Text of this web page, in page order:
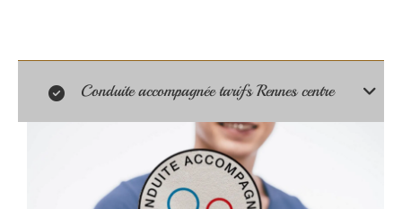
Conduite accompagnée tarifs Rennes centre